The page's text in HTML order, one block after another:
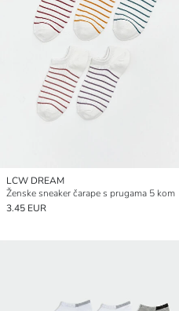
LCW DREAM
Ženske sneaker čarape s prugama 5 kom
3.45 EUR